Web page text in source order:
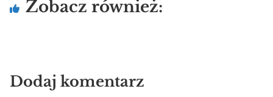
Zobacz również:
Dodaj komentarz